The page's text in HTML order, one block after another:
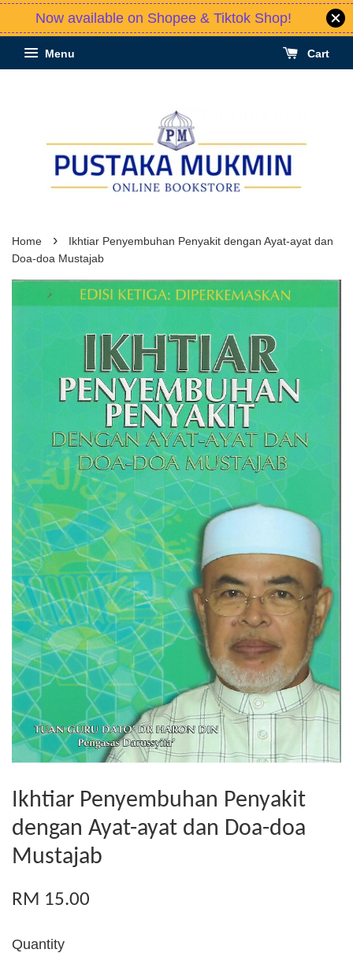
Now available on Shopee & Tiktok Shop!
Menu Cart
Home ›
Ikhtiar Penyembuhan Penyakit dengan Ayat-ayat dan
Doa-doa Mustajab
Ikhtiar Penyembuhan Penyakit
dengan Ayat-ayat dan Doa-doa
Mustajab
RM 15.00
Quantity